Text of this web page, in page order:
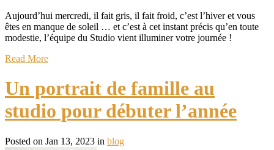
Aujourd’hui mercredi, il fait gris, il fait froid, c’est l’hiver et vous
êtes en manque de soleil … et c’est à cet instant précis qu’en toute
modestie, l’équipe du Studio vient illuminer votre journée !
Read More
Un portrait de famille au
studio pour débuter l’année
Posted on Jan 13, 2023 in blog